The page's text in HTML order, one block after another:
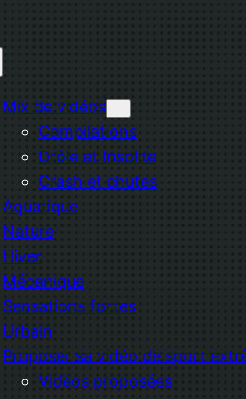
Mix de vidéos
Compilations
Drôle et Insolite
Crash et chutes
Aquatique
Nature
Hiver
Mécanique
Sensations fortes
Urbain
Proposer sa vidéo de sport
Vidéos proposées